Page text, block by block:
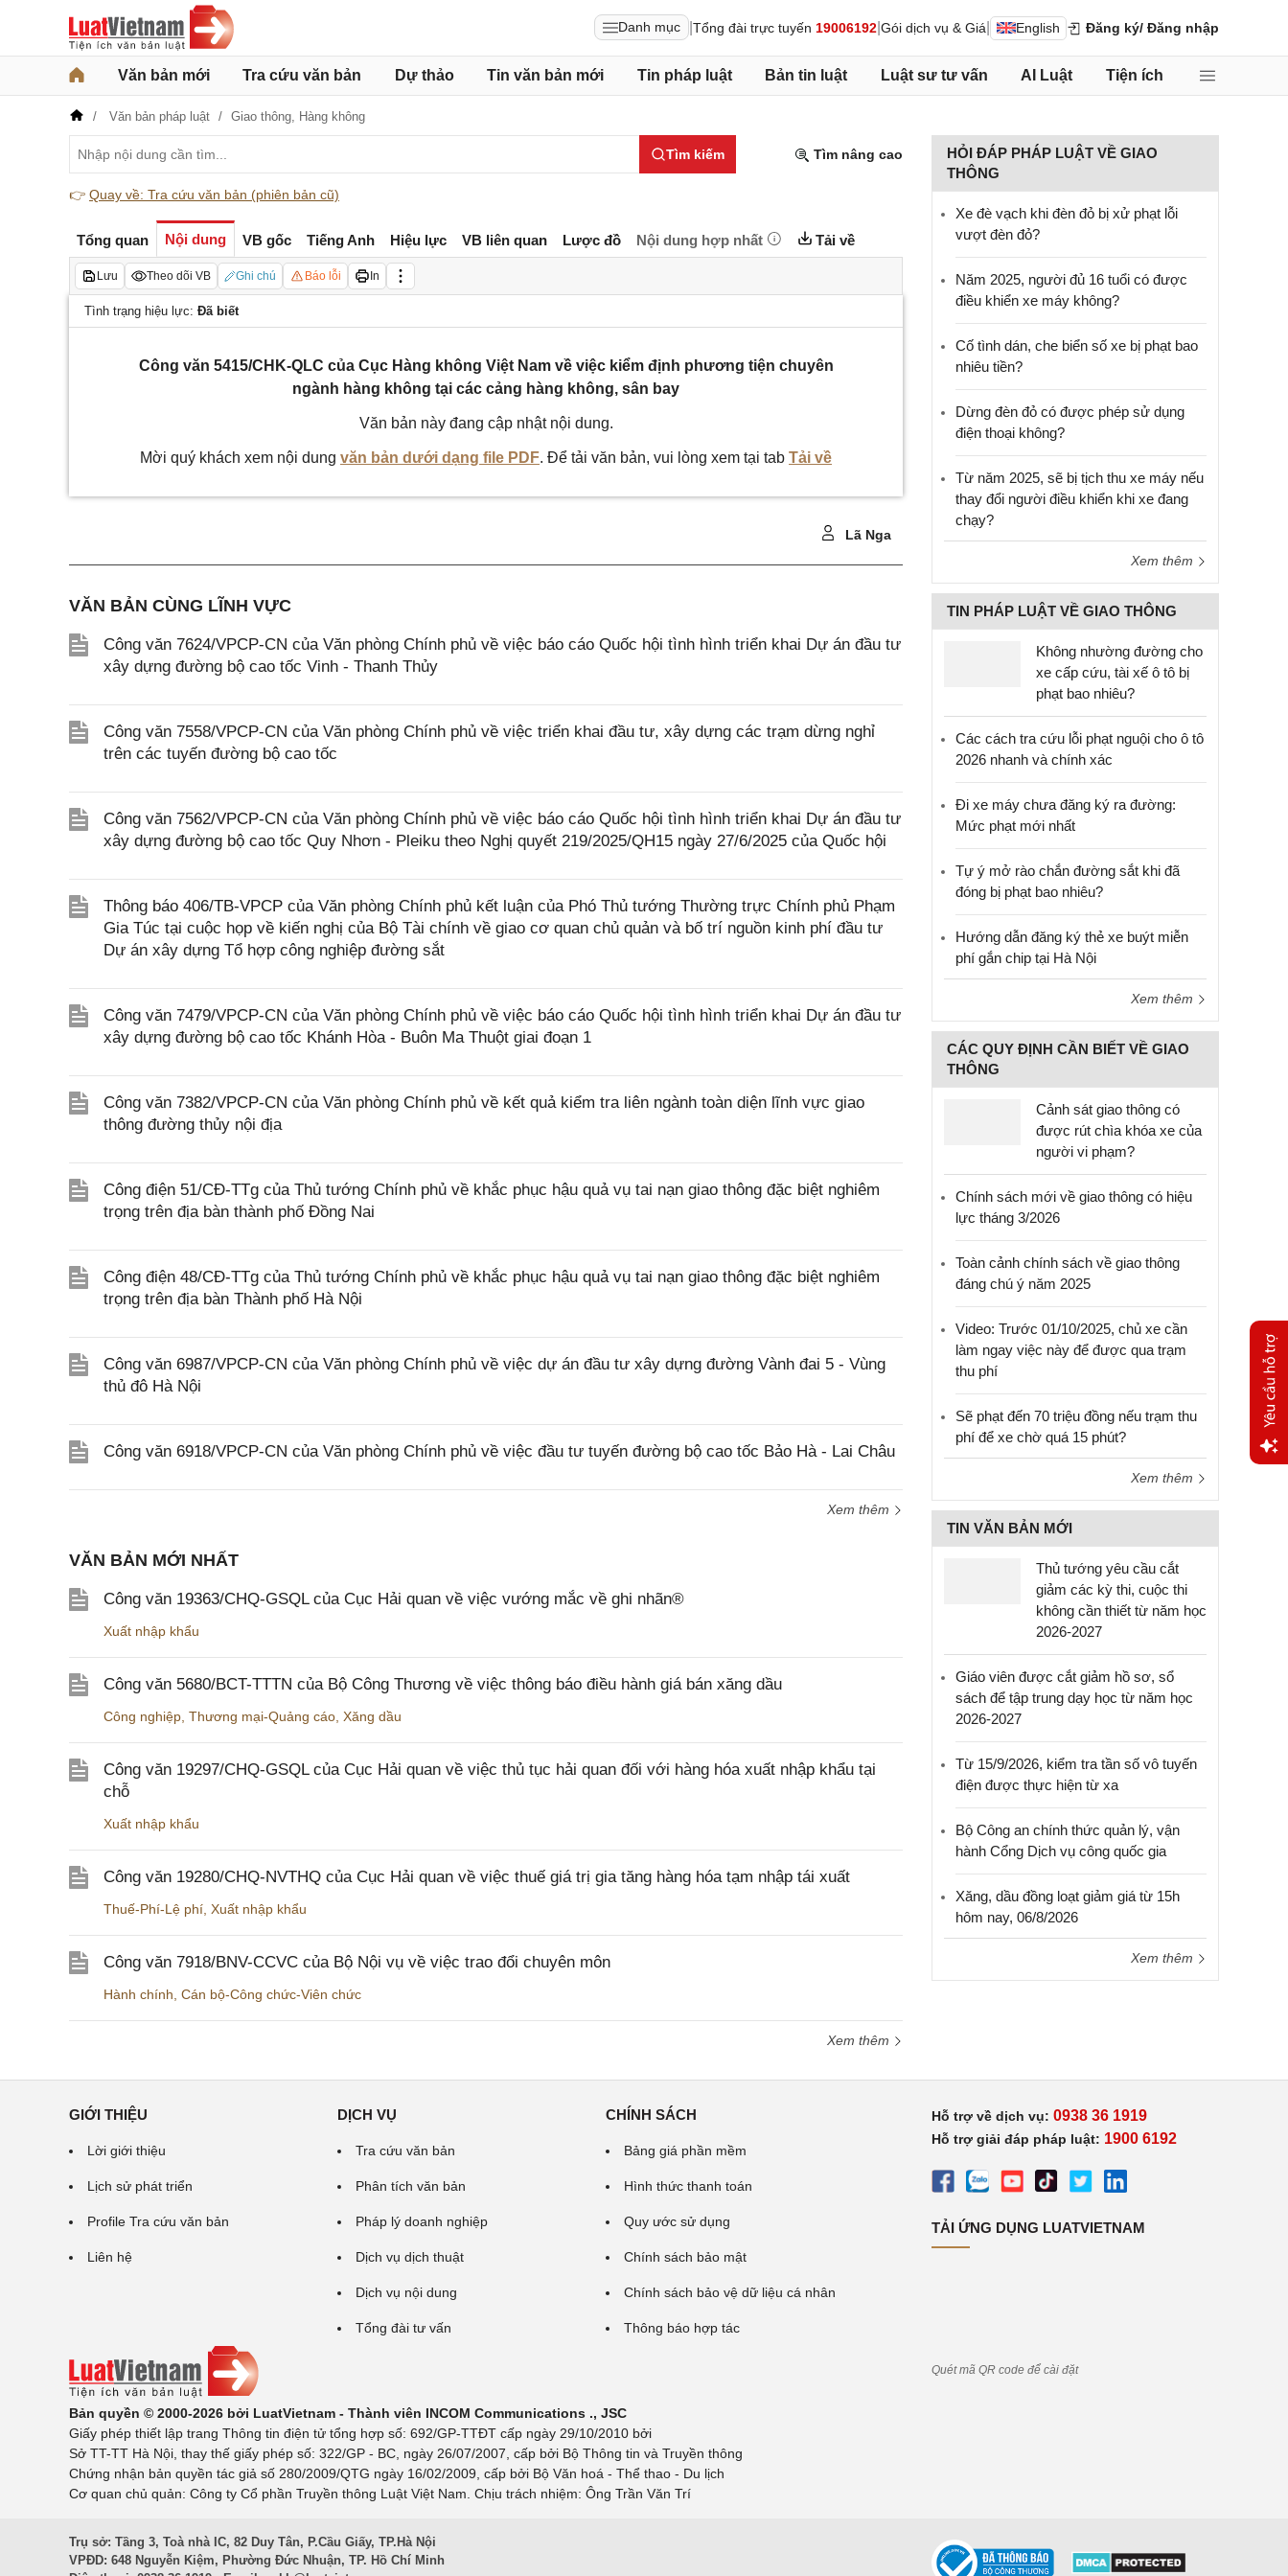
Danh mục Tổng đài trực tuyến 19006192 Gói dịch vụ & Giá English Đăng ký/ Đăng nhập
Văn bản mới Tra cứu văn bản Dự thảo Tin văn bản mới Tin pháp luật Bản tin luật Luật sư tư vấn AI Luật Tiện ích
Văn bản pháp luật Giao thông, Hàng không
Tìm kiếm Tìm nâng cao
👉 Quay về: Tra cứu văn bản (phiên bản cũ)
Tổng quan Nội dung VB gốc Tiếng Anh Hiệu lực VB liên quan Lược đồ Nội dung hợp nhất Tải về
Lưu Theo dõi VB Ghi chú Báo lỗi In
Tình trạng hiệu lực: Đã biết
Công văn 5415/CHK-QLC của Cục Hàng không Việt Nam về việc kiểm định phương tiện chuyên
ngành hàng không tại các cảng hàng không, sân bay
Văn bản này đang cập nhật nội dung.
Mời quý khách xem nội dung văn bản dưới dạng file PDF. Để tải văn bản, vui lòng xem tại tab Tải về
Lã Nga
VĂN BẢN CÙNG LĨNH VỰC
Công văn 7624/VPCP-CN của Văn phòng Chính phủ về việc báo cáo Quốc hội tình hình triển khai Dự án đầu tư
xây dựng đường bộ cao tốc Vinh - Thanh Thủy
Công văn 7558/VPCP-CN của Văn phòng Chính phủ về việc triển khai đầu tư, xây dựng các trạm dừng nghỉ
trên các tuyến đường bộ cao tốc
Công văn 7562/VPCP-CN của Văn phòng Chính phủ về việc báo cáo Quốc hội tình hình triển khai Dự án đầu tư
xây dựng đường bộ cao tốc Quy Nhơn - Pleiku theo Nghị quyết 219/2025/QH15 ngày 27/6/2025 của Quốc hội
Thông báo 406/TB-VPCP của Văn phòng Chính phủ kết luận của Phó Thủ tướng Thường trực Chính phủ Phạm
Gia Túc tại cuộc họp về kiến nghị của Bộ Tài chính về giao cơ quan chủ quản và bố trí nguồn kinh phí đầu tư
Dự án xây dựng Tổ hợp công nghiệp đường sắt
Công văn 7479/VPCP-CN của Văn phòng Chính phủ về việc báo cáo Quốc hội tình hình triển khai Dự án đầu tư
xây dựng đường bộ cao tốc Khánh Hòa - Buôn Ma Thuột giai đoạn 1
Công văn 7382/VPCP-CN của Văn phòng Chính phủ về kết quả kiểm tra liên ngành toàn diện lĩnh vực giao
thông đường thủy nội địa
Công điện 51/CĐ-TTg của Thủ tướng Chính phủ về khắc phục hậu quả vụ tai nạn giao thông đặc biệt nghiêm
trọng trên địa bàn thành phố Đồng Nai
Công điện 48/CĐ-TTg của Thủ tướng Chính phủ về khắc phục hậu quả vụ tai nạn giao thông đặc biệt nghiêm
trọng trên địa bàn Thành phố Hà Nội
Công văn 6987/VPCP-CN của Văn phòng Chính phủ về việc dự án đầu tư xây dựng đường Vành đai 5 - Vùng
thủ đô Hà Nội
Công văn 6918/VPCP-CN của Văn phòng Chính phủ về việc đầu tư tuyến đường bộ cao tốc Bảo Hà - Lai Châu
Xem thêm
VĂN BẢN MỚI NHẤT
Công văn 19363/CHQ-GSQL của Cục Hải quan về việc vướng mắc về ghi nhãn®
Xuất nhập khẩu
Công văn 5680/BCT-TTTN của Bộ Công Thương về việc thông báo điều hành giá bán xăng dầu
Công nghiệp Thương mại-Quảng cáo Xăng dầu
Công văn 19297/CHQ-GSQL của Cục Hải quan về việc thủ tục hải quan đối với hàng hóa xuất nhập khẩu tại
chỗ
Xuất nhập khẩu
Công văn 19280/CHQ-NVTHQ của Cục Hải quan về việc thuế giá trị gia tăng hàng hóa tạm nhập tái xuất
Thuế-Phí-Lệ phí Xuất nhập khẩu
Công văn 7918/BNV-CCVC của Bộ Nội vụ về việc trao đổi chuyên môn
Hành chính Cán bộ-Công chức-Viên chức
Xem thêm
HỎI ĐÁP PHÁP LUẬT VỀ GIAO
THÔNG
Xe đè vạch khi đèn đỏ bị xử phạt lỗi
vượt đèn đỏ?
Năm 2025, người đủ 16 tuổi có được
điều khiển xe máy không?
Cố tình dán, che biển số xe bị phạt bao
nhiêu tiền?
Dừng đèn đỏ có được phép sử dụng
điện thoại không?
Từ năm 2025, sẽ bị tịch thu xe máy nếu
thay đổi người điều khiển khi xe đang
chạy?
Xem thêm
TIN PHÁP LUẬT VỀ GIAO THÔNG
Không nhường đường cho
xe cấp cứu, tài xế ô tô bị
phạt bao nhiêu?
Các cách tra cứu lỗi phạt nguội cho ô tô
2026 nhanh và chính xác
Đi xe máy chưa đăng ký ra đường:
Mức phạt mới nhất
Tự ý mở rào chắn đường sắt khi đã
đóng bị phạt bao nhiêu?
Hướng dẫn đăng ký thẻ xe buýt miễn
phí gắn chip tại Hà Nội
Xem thêm
CÁC QUY ĐỊNH CẦN BIẾT VỀ GIAO
THÔNG
Cảnh sát giao thông có
được rút chìa khóa xe của
người vi phạm?
Chính sách mới về giao thông có hiệu
lực tháng 3/2026
Toàn cảnh chính sách về giao thông
đáng chú ý năm 2025
Video: Trước 01/10/2025, chủ xe cần
làm ngay việc này để được qua trạm
thu phí
Sẽ phạt đến 70 triệu đồng nếu trạm thu
phí để xe chờ quá 15 phút?
Xem thêm
TIN VĂN BẢN MỚI
Thủ tướng yêu cầu cắt
giảm các kỳ thi, cuộc thi
không cần thiết từ năm học
2026-2027
Giáo viên được cắt giảm hồ sơ, sổ
sách để tập trung dạy học từ năm học
2026-2027
Từ 15/9/2026, kiểm tra tần số vô tuyến
điện được thực hiện từ xa
Bộ Công an chính thức quản lý, vận
hành Cổng Dịch vụ công quốc gia
Xăng, dầu đồng loạt giảm giá từ 15h
hôm nay, 06/8/2026
Xem thêm
GIỚI THIỆU
Lời giới thiệu
Lịch sử phát triển
Profile Tra cứu văn bản
Liên hệ
DỊCH VỤ
Tra cứu văn bản
Phân tích văn bản
Pháp lý doanh nghiệp
Dịch vụ dịch thuật
Dịch vụ nội dung
Tổng đài tư vấn
CHÍNH SÁCH
Bảng giá phần mềm
Hình thức thanh toán
Quy ước sử dụng
Chính sách bảo mật
Chính sách bảo vệ dữ liệu cá nhân
Thông báo hợp tác
Bản quyền © 2000-2026 bởi LuatVietnam - Thành viên INCOM Communications ., JSC
Giấy phép thiết lập trang Thông tin điện tử tổng hợp số: 692/GP-TTĐT cấp ngày 29/10/2010 bởi
Sở TT-TT Hà Nội, thay thế giấy phép số: 322/GP - BC, ngày 26/07/2007, cấp bởi Bộ Thông tin và Truyền thông
Chứng nhận bản quyền tác giả số 280/2009/QTG ngày 16/02/2009, cấp bởi Bộ Văn hoá - Thể thao - Du lịch
Cơ quan chủ quản: Công ty Cổ phần Truyền thông Luật Việt Nam. Chịu trách nhiệm: Ông Trần Văn Trí
Hỗ trợ về dịch vụ: 0938 36 1919
Hỗ trợ giải đáp pháp luật: 1900 6192
TẢI ỨNG DỤNG LUATVIETNAM
Quét mã QR code để cài đặt
Trụ sở: Tầng 3, Toà nhà IC, 82 Duy Tân, P.Cầu Giấy, TP.Hà Nội
VPĐD: 648 Nguyễn Kiệm, Phường Đức Nhuận, TP. Hồ Chí Minh